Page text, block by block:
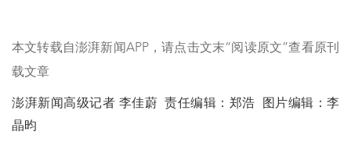
本文转载自澎湃新闻APP，请点击文末“阅读原文”查看原刊
载文章
澎湃新闻高级记者 李佳蔚 责任编辑：郑浩 图片编辑：李
晶昀